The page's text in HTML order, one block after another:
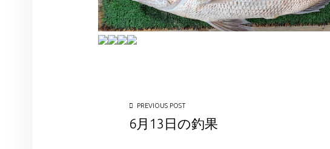
PREVIOUS POST
6月13日の釣果